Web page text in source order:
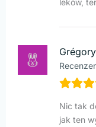
leków,
Nic tak
jak ten